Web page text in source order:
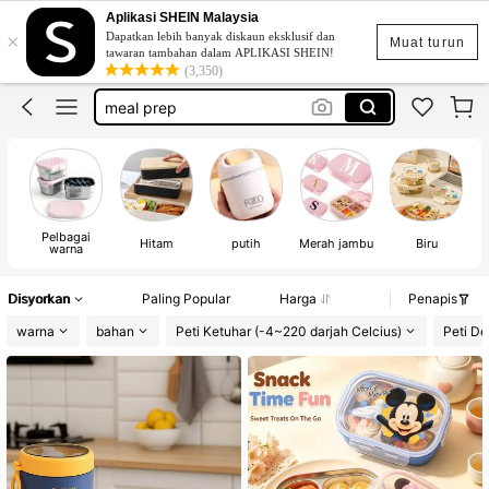
Muat turun
×
Aplikasi SHEIN Malaysia
Dapatkan lebih banyak diskaun eksklusif dan
tawaran tambahan dalam APLIKASI SHEIN!
(3,350)
lancheiras
便當盒
meal prep
lunch container
lancheiras
便當盒
Pelbagai
warna Hitam putih Merah jambu Biru
Disyorkan Paling Popular Harga
Penapis
warna
bahan Peti Ketuhar (-4~220 darjah Celcius) Peti